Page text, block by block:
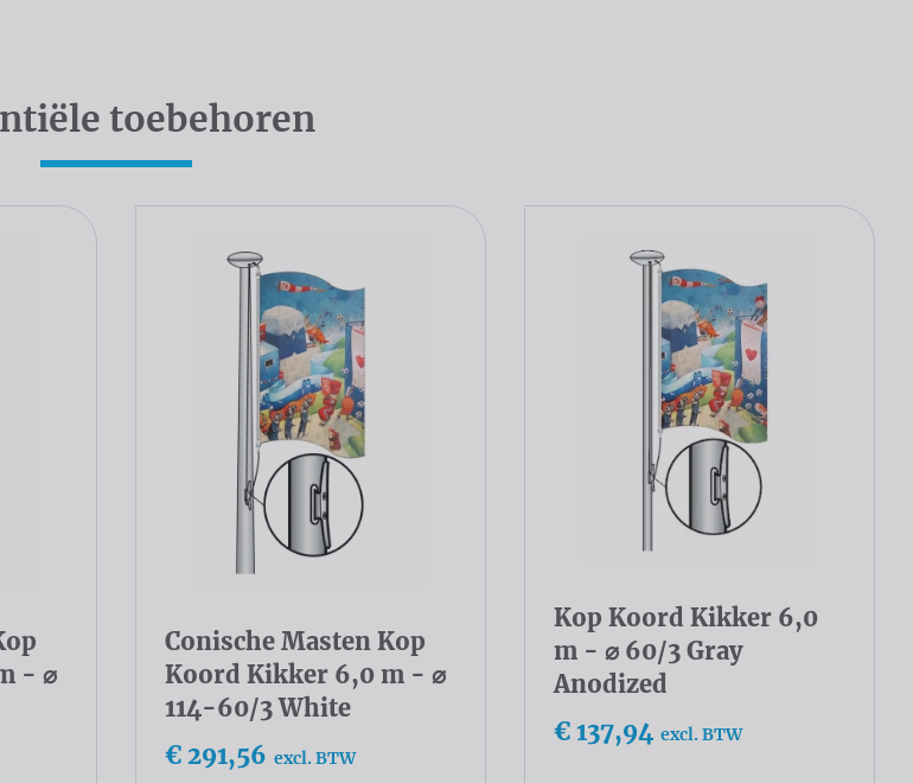
toebehoren
- ⌀
Conische Masten Kop
Koord Kikker 6,0 m - ⌀
114-60/3 White
€ 291,56 excl. BTW
Kop Koord Kikker 6,0
m - ⌀ 60/3 Gray
Anodized
€ 137,94 excl. BTW